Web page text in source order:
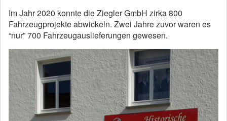
Im Jahr 2020 konnte die Ziegler GmbH zirka 800
Fahrzeugprojekte abwickeln. Zwei Jahre zuvor waren es
“nur” 700 Fahrzeugauslieferungen gewesen.